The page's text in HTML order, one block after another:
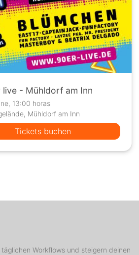
live - Mühldorf am Inn
13:00 horas
Mühldorf am Inn
Tickets buchen
Workflows und steigern deinen